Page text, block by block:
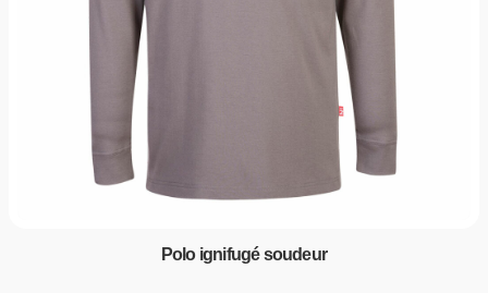
Polo ignifugé soudeur